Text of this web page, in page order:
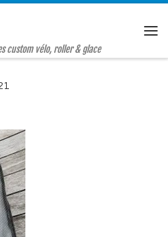
custom vélo, roller & glace